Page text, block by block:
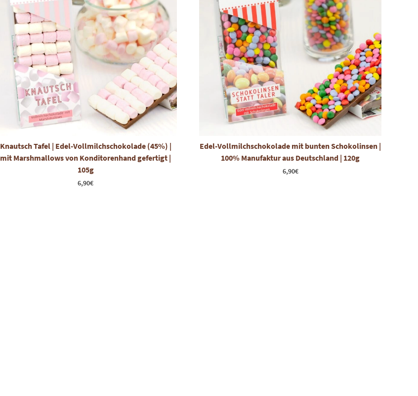
Knautsch Tafel | Edel-Vollmilchschokolade (45%) |
mit Marshmallows von Konditorenhand gefertigt |
105g
6,90€
Edel-Vollmilchschokolade mit bunten Schokolinsen |
100% Manufaktur aus Deutschland | 120g
6,90€